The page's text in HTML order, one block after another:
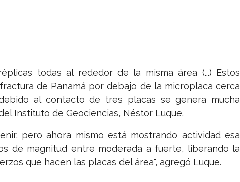
todas al rededor de la misma área (...) Estos
de Panamá por debajo de la microplaca cerca
al contacto de tres placas se genera mucha
Instituto de Geociencias, Néstor Luque.
pero ahora mismo está mostrando actividad esa
de magnitud entre moderada a fuerte, liberando la
que hacen las placas del área", agregó Luque.